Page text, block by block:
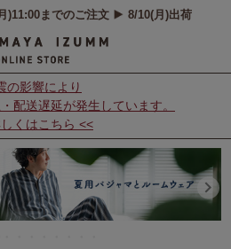
の影響により
配送遅延が発生しています。
くはこちら <<